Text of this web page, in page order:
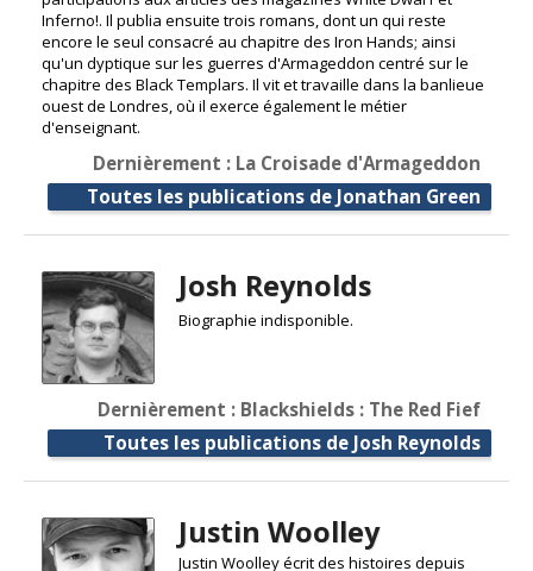
Inferno!. Il publia ensuite trois romans, dont un qui reste
encore le seul consacré au chapitre des Iron Hands; ainsi
qu'un dyptique sur les guerres d'Armageddon centré sur le
chapitre des Black Templars. Il vit et travaille dans la banlieue
ouest de Londres, où il exerce également le métier
d'enseignant.
Dernièrement : La Croisade d'Armageddon
Toutes les publications de Jonathan Green
Josh Reynolds
Biographie indisponible.
Dernièrement : Blackshields : The Red Fief
Toutes les publications de Josh Reynolds
Justin Woolley
Justin Woolley écrit des histoires depuis